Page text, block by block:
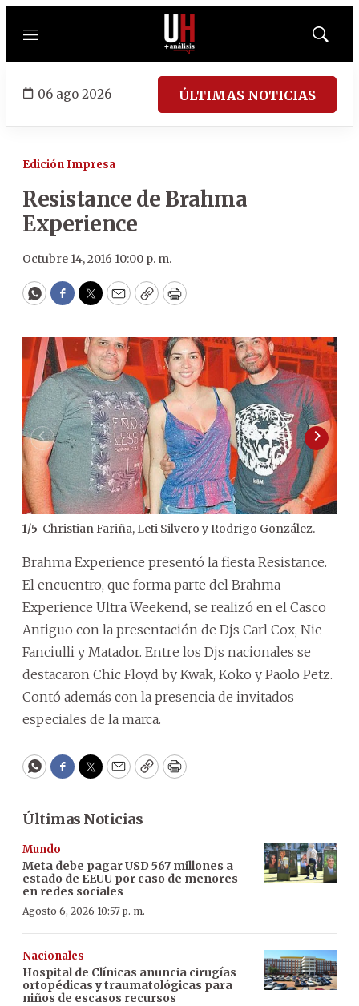
Menú
Mostrar
06 ago 2026 ÚLTIMAS NOTICIAS
Edición Impresa
Resistance de Brahma
Experience
Octubre 14, 2016 10:00 p. m.
WhatsApp
Facebook
Twitter
EmailCopyPrint
1/5 Christian Fariña, Leti Silvero y Rodrigo González.
Brahma Experience presentó la fiesta Resistance.
El encuentro, que forma parte del Brahma
Experience Ultra Weekend, se realizó en el Casco
Antiguo con la presentación de Djs Carl Cox, Nic
Fanciulli y Matador. Entre los Djs nacionales se
destacaron Chic Floyd by Kwak, Koko y Paolo Petz.
Contó además con la presencia de invitados
especiales de la marca.
WhatsApp
Facebook
Twitter
EmailCopyPrint
Últimas Noticias
Mundo
Meta debe pagar USD 567 millones a
estado de EEUU por caso de menores
en redes sociales
Agosto 6, 2026 10:57 p. m.
Nacionales
Hospital de Clínicas anuncia cirugías
ortopédicas y traumatológicas para
niños de escasos recursos